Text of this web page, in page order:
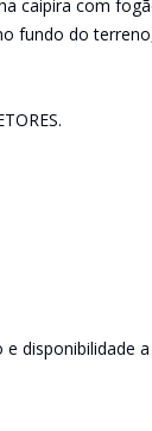
caipira com
fundo do
disponibilidade